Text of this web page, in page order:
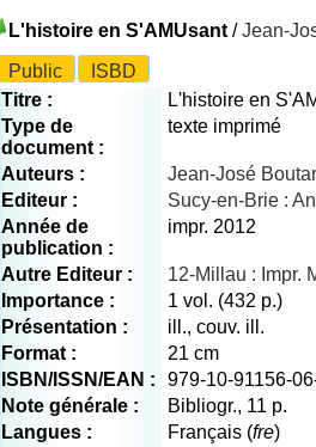
L'histoire en S'AMUsant /Jean-
Public
ISBD
Titre :
L'histoire en
Type de
document :
texte imprimé
Auteurs :
Jean-José
Editeur :
Sucy-en-Brie :
Année de
publication :
impr. 2012
Autre Editeur :
12-Millau : Impr.
Importance :
1 vol. (432 p.)
Présentation :
ill., couv. ill.
Format :
21 cm
ISBN/ISSN/EAN :
979-10-91156-
Note générale :
Bibliogr., 11 p.
Langues :
Français (fre)